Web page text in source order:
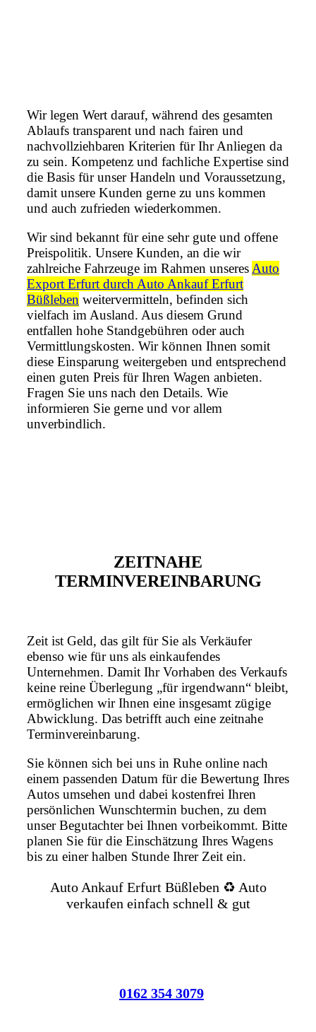
Wir legen Wert darauf, während des gesamten
Ablaufs transparent und nach fairen und
nachvollziehbaren Kriterien für Ihr Anliegen da
zu sein. Kompetenz und fachliche Expertise sind
die Basis für unser Handeln und Voraussetzung,
damit unsere Kunden gerne zu uns kommen
und auch zufrieden wiederkommen.
Wir sind bekannt für eine sehr gute und offene
Preispolitik. Unsere Kunden, an die wir
zahlreiche Fahrzeuge im Rahmen unseres Auto
Export Erfurt durch Auto Ankauf Erfurt
Büßleben weitervermitteln, befinden sich
vielfach im Ausland. Aus diesem Grund
entfallen hohe Standgebühren oder auch
Vermittlungskosten. Wir können Ihnen somit
diese Einsparung weitergeben und entsprechend
einen guten Preis für Ihren Wagen anbieten.
Fragen Sie uns nach den Details. Wie
informieren Sie gerne und vor allem
unverbindlich.
ZEITNAHE
TERMINVEREINBARUNG
Zeit ist Geld, das gilt für Sie als Verkäufer
ebenso wie für uns als einkaufendes
Unternehmen. Damit Ihr Vorhaben des Verkaufs
keine reine Überlegung „für irgendwann“ bleibt,
ermöglichen wir Ihnen eine insgesamt zügige
Abwicklung. Das betrifft auch eine zeitnahe
Terminvereinbarung.
Sie können sich bei uns in Ruhe online nach
einem passenden Datum für die Bewertung Ihres
Autos umsehen und dabei kostenfrei Ihren
persönlichen Wunschtermin buchen, zu dem
unser Begutachter bei Ihnen vorbeikommt. Bitte
planen Sie für die Einschätzung Ihres Wagens
bis zu einer halben Stunde Ihrer Zeit ein.
Auto Ankauf Erfurt Büßleben ♻️ Auto
verkaufen einfach schnell & gut
0162 354 3079